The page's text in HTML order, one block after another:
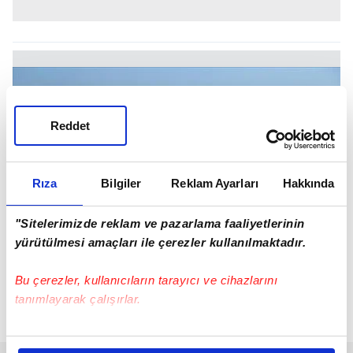
Rıza Bilgiler Reklam Ayarları Hakkında
"Sitelerimizde reklam ve pazarlama faaliyetlerinin
yürütülmesi amaçları ile çerezler kullanılmaktadır.
Bu çerezler, kullanıcıların tarayıcı ve cihazlarını
tanımlayarak çalışırlar.
Bu çerezlere izin vermeniz halinde sizlere özel
Reddet